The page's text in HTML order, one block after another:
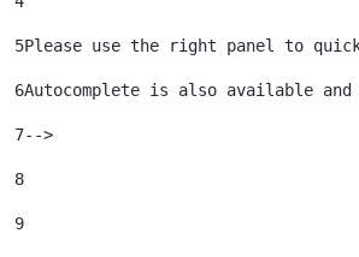
5Please use the right panel to
6Autocomplete is also available
7-->
8
9